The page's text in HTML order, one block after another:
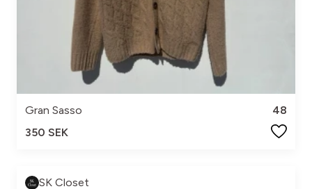
Gran Sasso
48
350 SEK
SK Closet